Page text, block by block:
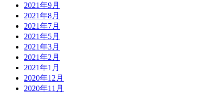
2021年9月
2021年8月
2021年7月
2021年5月
2021年3月
2021年2月
2021年1月
2020年12月
2020年11月